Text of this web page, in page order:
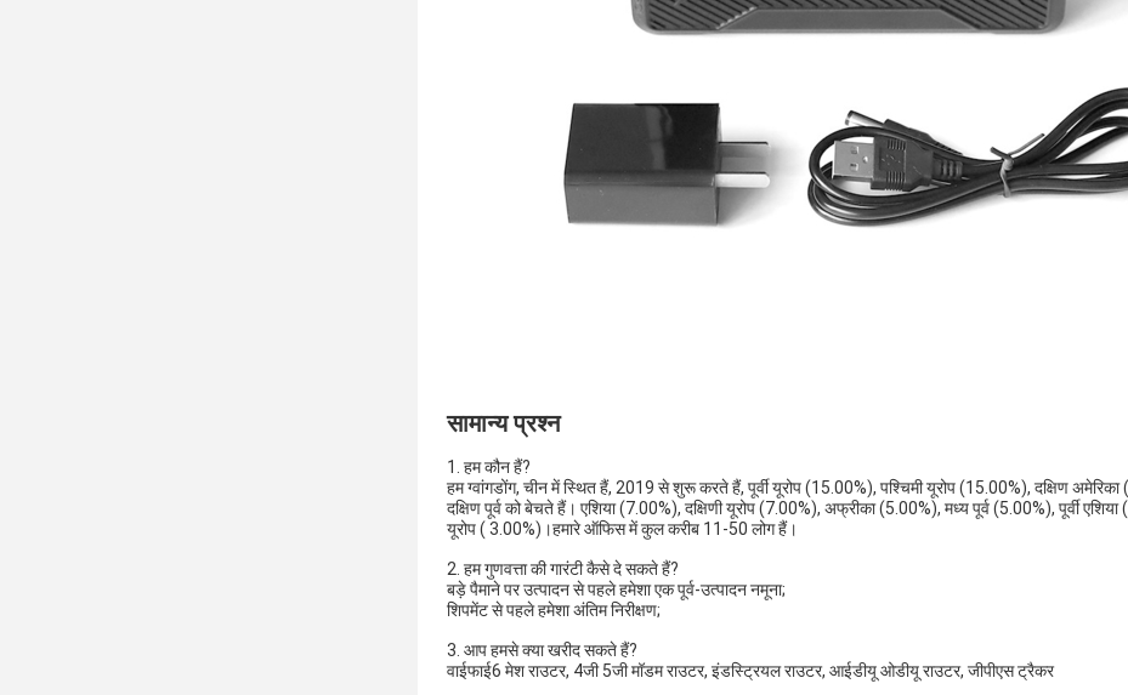
सामान्य प्रश्न
1. हम कौन हैं?
हम ग्वांगडोंग, चीन में स्थित हैं, 2019 से शुरू करते हैं, पूर्वी यूरोप (15.00%), पश्चिमी यूरोप (15.00%), दक्षिण
दक्षिण पूर्व को बेचते हैं। एशिया (7.00%), दक्षिणी यूरोप (7.00%), अफ्रीका (5.00%), मध्य पूर्व (5.00%), पूर्वी
यूरोप ( 3.00%)।हमारे ऑफिस में कुल करीब 11-50 लोग हैं।
2. हम गुणवत्ता की गारंटी कैसे दे सकते हैं?
बड़े पैमाने पर उत्पादन से पहले हमेशा एक पूर्व-उत्पादन नमूना;
शिपमेंट से पहले हमेशा अंतिम निरीक्षण;
3. आप हमसे क्या खरीद सकते हैं?
वाईफाई6 मेश राउटर, 4जी 5जी मॉडम राउटर, इंडस्ट्रियल राउटर, आईडीयू ओडीयू राउटर, जीपीएस ट्रैकर